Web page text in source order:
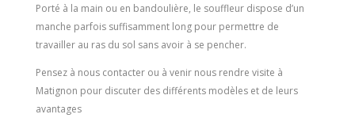
Porté à la main ou en bandoulière, le souffleur dispose d’un
manche parfois suffisamment long pour permettre de
travailler au ras du sol sans avoir à se pencher.
Pensez à nous contacter ou à venir nous rendre visite à
Matignon pour discuter des différents modèles et de leurs
avantages